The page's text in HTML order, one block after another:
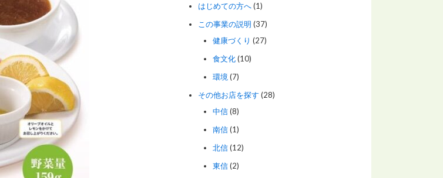
はじめての方へ(1)
この事業の説明 (37)
健康づくり (27)
食文化(10)
環境 (7)
その他お店を探す (28)
中信(8)
南信(1)
北信(12)
東信(2)